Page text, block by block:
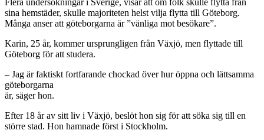
sina hemstäder, skulle majoriteten helst vilja flytta till Göteborg.
Många anser att göteborgarna är ”vänliga mot besökare”.
Karin, 25 år, kommer ursprungligen från Växjö, men flyttade till
Göteborg för att studera.
– Jag är faktiskt fortfarande chockad över hur öppna och lättsamma
göteborgarna
är, säger hon.
Efter 18 år av sitt liv i Växjö, beslöt hon sig för att söka sig till en
större stad. Hon hamnade först i Stockholm.